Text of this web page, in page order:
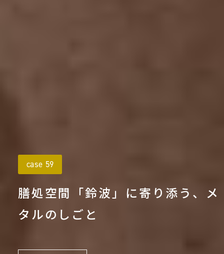
case 59
膳処空間「鈴波」に寄り添う、メ
タルのしごと